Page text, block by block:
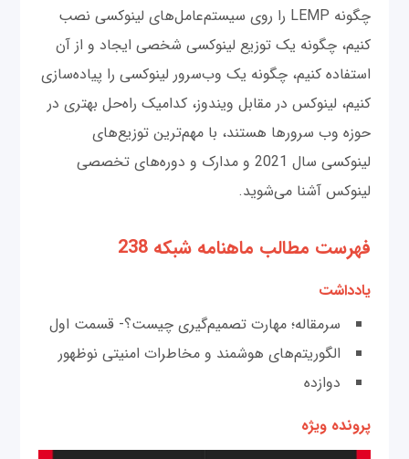
چگونه LEMP را روی سیستم‌عامل‌های لینوکسی نصب
کنیم، چگونه یک توزیع لینوکسی شخصی ایجاد و از آن
استفاده کنیم، چگونه یک وب‌سرور لینوکسی را پیاده‌سازی
کنیم، لینوکس در مقابل ویندوز، کدامیک راه‌حل بهتری در
حوزه وب سرورها هستند، با مهم‌ترین توزیع‌های
لینوکسی سال 2021 و مدارک و دوره‌های تخصصی
لینوکس آشنا می‌شوید.
فهرست مطالب ماهنامه شبکه 238
یادداشت
سرمقاله؛ مهارت تصمیم‌گیری چیست؟- قسمت اول
الگوریتم‌های هوشمند و مخاطرات امنیتی نوظهور
دوازده
پرونده ویژه